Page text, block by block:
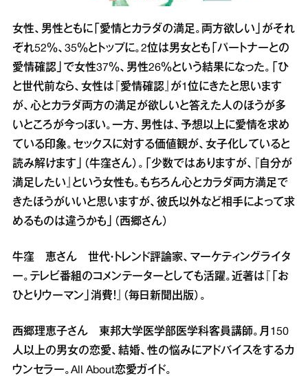
女性、男性ともに「愛情とカラダの満足。両方欲しい」がそれ
ぞれ52％、35％とトップに。2位は男女とも「パートナーとの
愛情確認」で女性37％、男性26％という結果になった。「ひ
と世代前なら、女性は『愛情確認』が1位にきたと思います
が、心とカラダ両方の満足が欲しいと答えた人のほうが多
いところが今っぽい。一方、男性は、予想以上に愛情を求め
ている印象。セックスに対する価値観が、女子化していると
読み解けます」（牛窪さん）。「少数ではありますが、『自分が
満足したい』という女性も。もちろん心とカラダ両方満足で
きたほうがいいと思いますが、彼氏以外など相手によって求
めるものは違うかも」（西郷さん）
牛窪 恵さん 世代・トレンド評論家、マーケティングライタ
ー。テレビ番組のコメンテーターとしても活躍。近著は『「お
ひとりウーマン」消費！』（毎日新聞出版）。
西郷理恵子さん 東邦大学医学部医学科客員講師。月150
人以上の男女の恋愛、結婚、性の悩みにアドバイスをするカ
ウンセラー。All About恋愛ガイド。